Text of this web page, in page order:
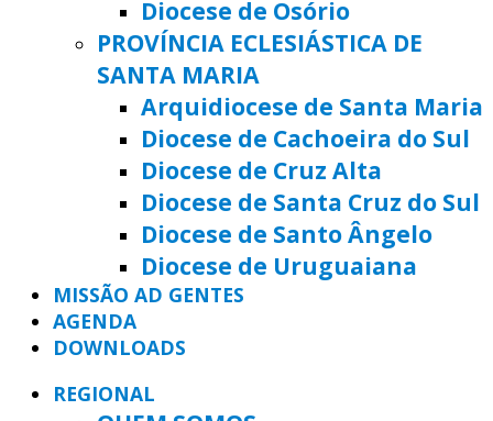
Diocese de Osório
PROVÍNCIA ECLESIÁSTICA DE
SANTA MARIA
Arquidiocese de Santa Maria
Diocese de Cachoeira do Sul
Diocese de Cruz Alta
Diocese de Santa Cruz do Sul
Diocese de Santo Ângelo
Diocese de Uruguaiana
MISSÃO AD GENTES
AGENDA
DOWNLOADS
REGIONAL